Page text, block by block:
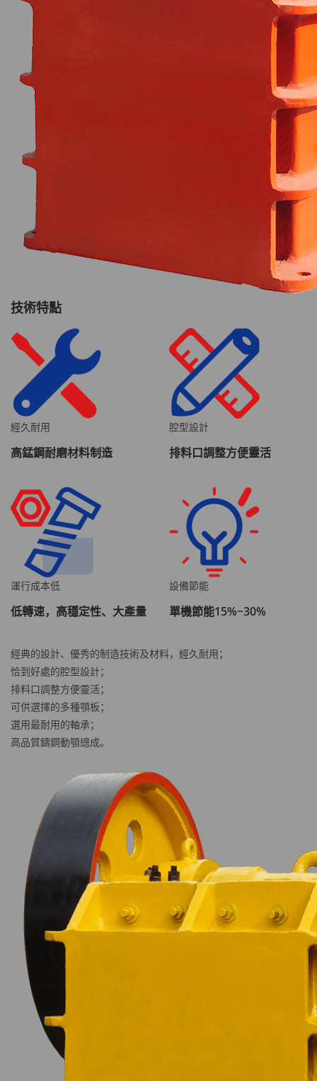
技術特點
經久耐用
高錳鋼耐磨材料制造
腔型設計
排料口調整方便靈活
運行成本低
低轉速，高穩定性、大產量
設備節能
單機節能15%~30%
經典的設計、優秀的制造技術及材料，經久耐用；
恰到好處的腔型設計；
排料口調整方便靈活；
可供選擇的多種顎板；
選用最耐用的軸承；
高品質鑄鋼動顎總成。